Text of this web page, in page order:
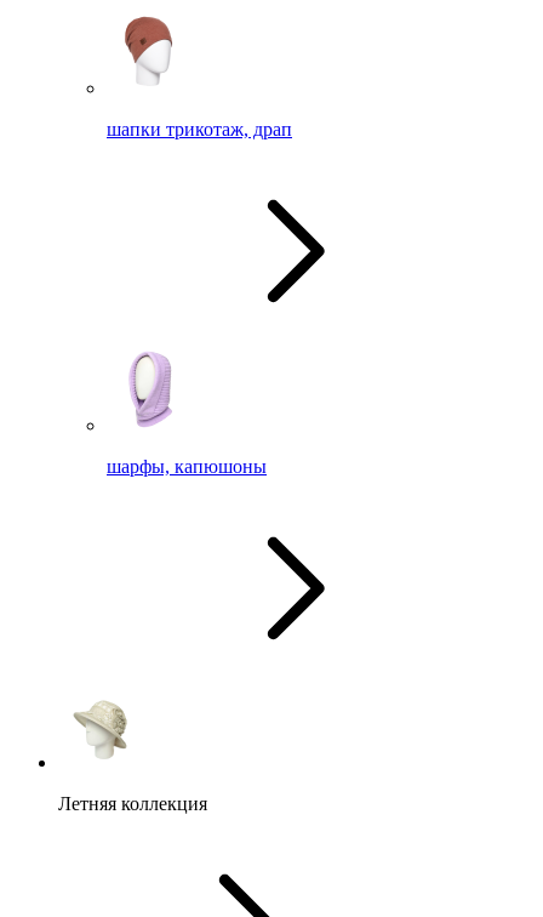
шапки трикотаж, драп
шарфы, капюшоны
Летняя коллекция